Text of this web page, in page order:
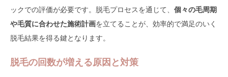
ックでの評価が必要です。脱毛プロセスを通じて、 個々の毛周期
や毛質に合わせた施術計画を立てることが、効率的で満足のいく
脱毛結果を得る鍵となります。
脱毛の回数が増える原因と対策